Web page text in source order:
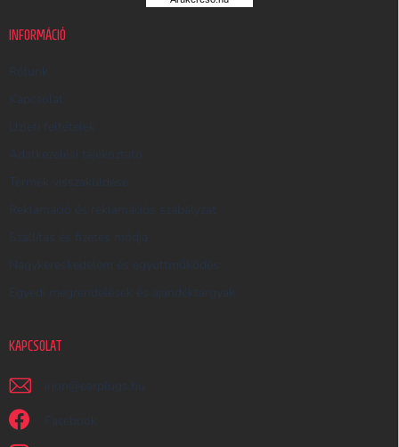
U
INFORMÁCIÓ
Rólunk
Kapcsolat
Üzleti feltételek
Adatkezelési tájékoztató
Termék visszaküldése
Reklamáció és reklamációs szabályzat
Szállítás és fizetés módja
Nagykereskedelem és együttműködés
Egyedi megrendelések és ajándéktárgyak
KAPCSOLAT
irjon @ earplugs.hu
Facebook